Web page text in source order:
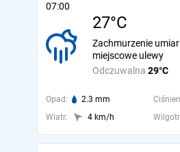
07:00
27°C
Odczuwalna 29°C
Zachmurzenie
miejscowe ulewy
Opad: 2.3 mm
Wiatr:
4 km/h